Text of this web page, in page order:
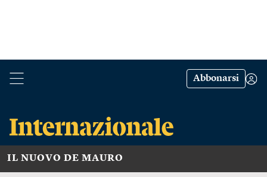
Abbonarsi
IL NUOVO DE MAURO